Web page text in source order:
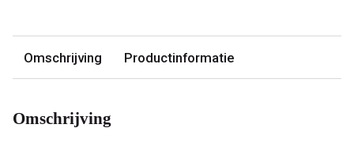
Omschrijving Productinformatie
Omschrijving